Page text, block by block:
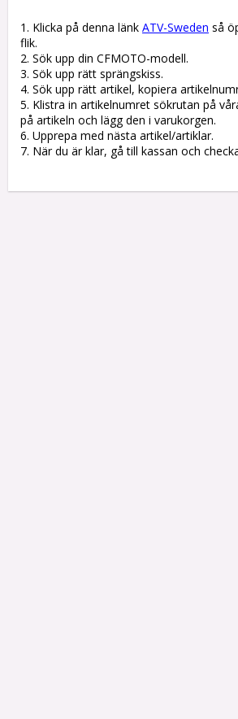
1. Klicka på denna länk ATV-Sweden så
flik.
2. Sök upp din CFMOTO-modell.
3. Sök upp rätt sprängskiss.
4. Sök upp rätt artikel, kopiera
5. Klistra in artikelnumret sökrutan på
på artikeln och lägg den i varukorgen.
6. Upprepa med nästa artikel/artiklar.
7. När du är klar, gå till kassan och